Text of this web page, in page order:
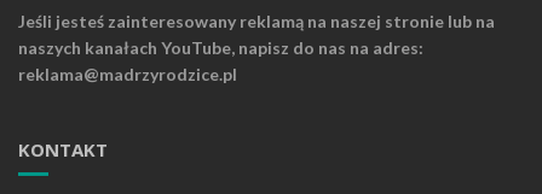
Jeśli jesteś zainteresowany reklamą na naszej stronie lub na
naszych kanałach YouTube, napisz do nas na adres:
reklama@madrzyrodzice.pl
KONTAKT